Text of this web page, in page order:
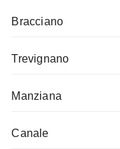
Bracciano
Trevignano
Manziana
Canale